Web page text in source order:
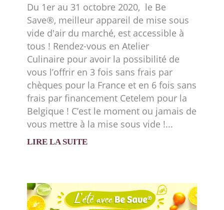
Du 1er au 31 octobre 2020, le Be
Save®, meilleur appareil de mise sous
vide d'air du marché, est accessible à
tous ! Rendez-vous en Atelier
Culinaire pour avoir la possibilité de
vous l’offrir en 3 fois sans frais par
chèques pour la France et en 6 fois sans
frais par financement Cetelem pour la
Belgique ! C’est le moment ou jamais de
vous mettre à la mise sous vide !
LIRE LA SUITE